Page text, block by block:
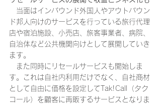
当面はインバウンド外国人やアウトバウン
ド邦人向けのサービスを行っている旅行代理
店や宿泊施設、小売店、旅客事業者、病院、
自治体など公共機関向けとして展開していき
ます。
また同時にリセールサービスも開始しま
す。これは自社内利用だけでなく、自社商材
として自由に価格を設定してTak!Call（タク
コール）を顧客に再販するサービスとなりま